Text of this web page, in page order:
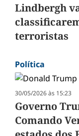
Lindbergh
terroristas
Política
30/05/2026 às 15:23
Governo
Comando